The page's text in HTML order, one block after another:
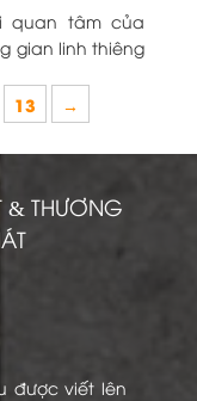
quan tâm của
gian linh thiêng
13 →
& THƯƠNG
được viết lên